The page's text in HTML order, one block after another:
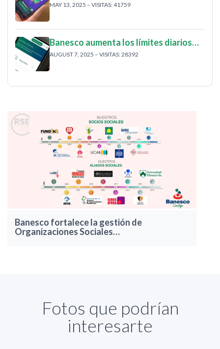
MAY 13, 2025 – VISITAS: 41759
Banesco aumenta los límites diarios…
AUGUST 7, 2025 – VISITAS: 28392
Banesco fortalece la gestión de
Organizaciones Sociales…
Fotos que podrían
interesarte